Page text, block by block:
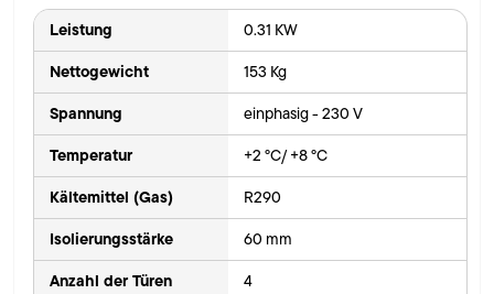
Leistung 0.31 KW
Nettogewicht 153 Kg
Spannung einphasig - 230 V
Temperatur +2 °C/ +8 °C
Kältemittel (Gas) R290
Isolierungsstärke 60 mm
Anzahl der Türen 4